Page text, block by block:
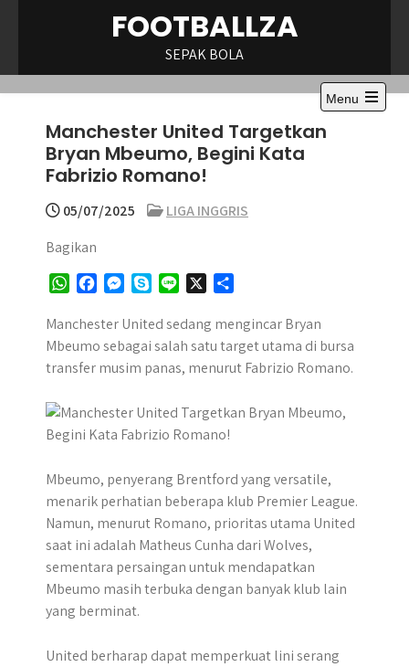
FOOTBALLZA
SEPAK BOLA
Menu
Open
Manchester United Targetkan
Bryan Mbeumo, Begini Kata
Fabrizio Romano!
05/07/2025
LIGA INGGRIS
Bagikan
W
a
t
s
p
p
c
e
b
k
M
s
s
e
e
r
y
p
e
n
e
a
r
e
Manchester United sedang mengincar Bryan
Mbeumo sebagai salah satu target utama di bursa
transfer musim panas, menurut Fabrizio Romano.
Mbeumo, penyerang Brentford yang versatile,
menarik perhatian beberapa klub Premier League.
Namun, menurut Romano, prioritas utama United
saat ini adalah Matheus Cunha dari Wolves,
sementara persaingan untuk mendapatkan
Mbeumo masih terbuka dengan banyak klub lain
yang berminat.
United berharap dapat memperkuat lini serang